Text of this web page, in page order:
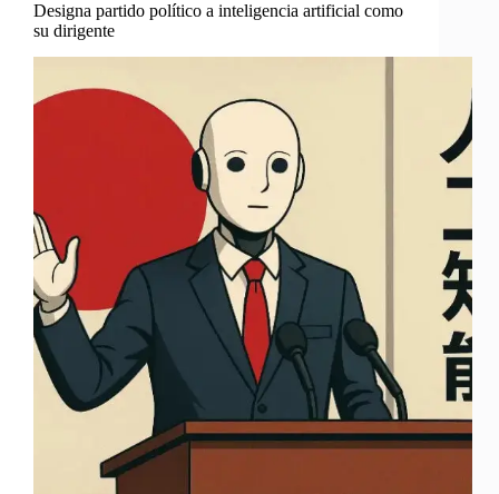
Designa partido político a inteligencia artificial como
su dirigente